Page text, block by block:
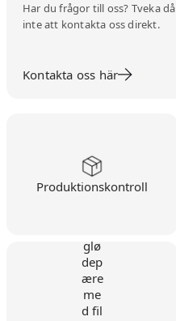
Har du frågor till oss? Tveka då
inte att kontakta oss direkt.
Kontakta oss här
Produktionskontroll